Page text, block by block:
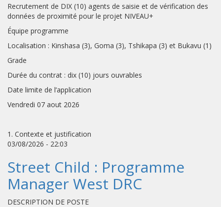
Recrutement de DIX (10) agents de saisie et de vérification des
données de proximité pour le projet NIVEAU+
Équipe programme
Localisation : Kinshasa (3), Goma (3), Tshikapa (3) et Bukavu (1)
Grade
Durée du contrat : dix (10) jours ouvrables
Date limite de l’application
Vendredi 07 aout 2026
1. Contexte et justification
03/08/2026 - 22:03
Street Child : Programme
Manager West DRC
DESCRIPTION DE POSTE